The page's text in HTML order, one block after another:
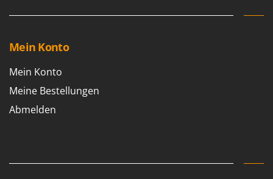
Mein Konto
Mein Konto
Meine Bestellungen
Abmelden